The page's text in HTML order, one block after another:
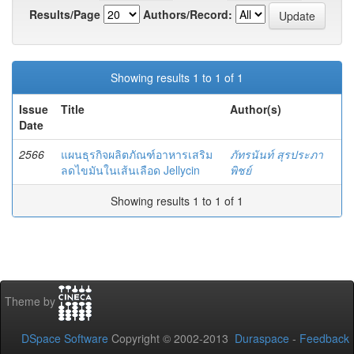
Results/Page
Authors/Record:
Showing results 1 to 1 of 1
Issue
Date
Title Author(s)
2566
แผนธุรกิจผลิตภัณฑ์อาหารเสริม
ลดไขมันในเส้นเลือด Jellycin
ภัทรนันท์ สุรประภา
พิชย์
Showing results 1 to 1 of 1
Theme by
DSpace Software Copyright © 2002-2013 Duraspace - Feedback